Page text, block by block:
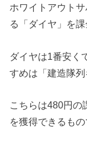
ホワイトアウト
る「ダイヤ」を
ダイヤは1番安く
すめは「建造隊列
こちらは480円の
を獲得できるもの